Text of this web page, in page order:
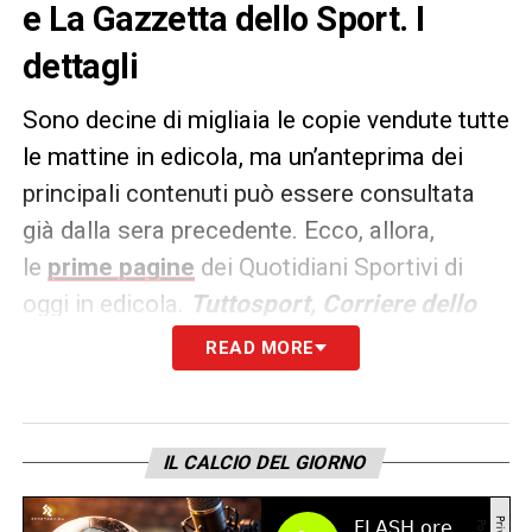
e La Gazzetta dello Sport. I
dettagli
Sono decine di migliaia le copie vendute tutte
le mattine in edicola, ma un’anteprima dei
principali contenuti può essere consultata
già dalla sera precedente. Ecco, allora,
le prime pagine dei Quotidiani Sportivi di
oggi in edicola.
Tuttosport, Corriere dello
Sport e La Gazzetta dello
rappresentano i principali quotidiani
giorno tanto per gli addetti ai lavori quanto
per gli appassionati.
READ MORE
IL CALCIO DEL GIORNO